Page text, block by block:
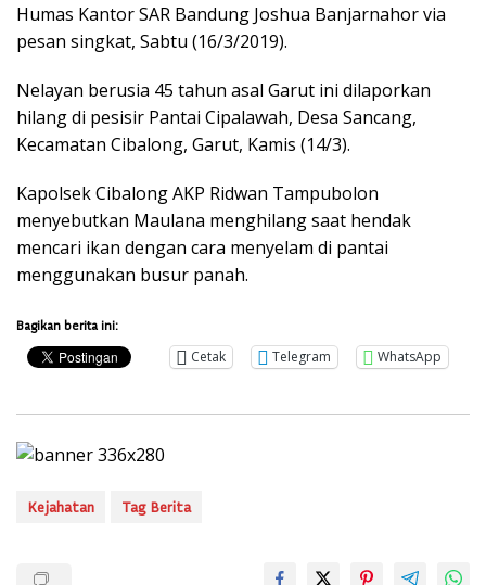
Humas Kantor SAR Bandung Joshua Banjarnahor via
pesan singkat, Sabtu (16/3/2019).
Nelayan berusia 45 tahun asal Garut ini dilaporkan
hilang di pesisir Pantai Cipalawah, Desa Sancang,
Kecamatan Cibalong, Garut, Kamis (14/3).
Kapolsek Cibalong AKP Ridwan Tampubolon
menyebutkan Maulana menghilang saat hendak
mencari ikan dengan cara menyelam di pantai
menggunakan busur panah.
Bagikan berita ini:
Cetak Telegram WhatsApp
Kejahatan Tag Berita